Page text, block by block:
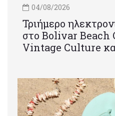
04/08/2026
Τριήμερο
στο Bolivar Beach
Vintage Culture